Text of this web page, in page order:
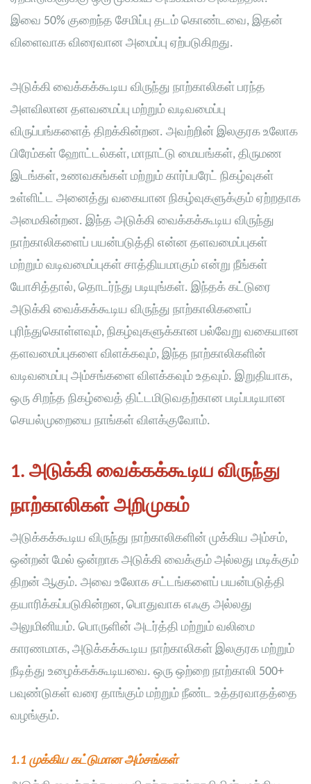
இவை 50% குறைந்த சேமிப்பு தடம் கொண்டவை, இதன்
விளைவாக விரைவான அமைப்பு ஏற்படுகிறது.
அடுக்கி வைக்கக்கூடிய விருந்து நாற்காலிகள் பரந்த
அளவிலான தளவமைப்பு மற்றும் வடிவமைப்பு
விருப்பங்களைத் திறக்கின்றன. அவற்றின் இலகுரக உலோக
பிரேம்கள் ஹோட்டல்கள், மாநாட்டு மையங்கள், திருமண
இடங்கள், உணவகங்கள் மற்றும் கார்ப்பரேட் நிகழ்வுகள்
உள்ளிட்ட அனைத்து வகையான நிகழ்வுகளுக்கும் ஏற்றதாக
அமைகின்றன. இந்த அடுக்கி வைக்கக்கூடிய விருந்து
நாற்காலிகளைப் பயன்படுத்தி என்ன தளவமைப்புகள்
மற்றும் வடிவமைப்புகள் சாத்தியமாகும் என்று நீங்கள்
யோசித்தால், தொடர்ந்து படியுங்கள். இந்தக் கட்டுரை
அடுக்கி வைக்கக்கூடிய விருந்து நாற்காலிகளைப்
புரிந்துகொள்ளவும், நிகழ்வுகளுக்கான பல்வேறு வகையான
தளவமைப்புகளை விளக்கவும், இந்த நாற்காலிகளின்
வடிவமைப்பு அம்சங்களை விளக்கவும் உதவும். இறுதியாக,
ஒரு சிறந்த நிகழ்வைத் திட்டமிடுவதற்கான படிப்படியான
செயல்முறையை நாங்கள் விளக்குவோம்.
1. அடுக்கி வைக்கக்கூடிய விருந்து
நாற்காலிகள் அறிமுகம்
அடுக்கக்கூடிய விருந்து நாற்காலிகளின் முக்கிய அம்சம்,
ஒன்றன் மேல் ஒன்றாக அடுக்கி வைக்கும் அல்லது மடிக்கும்
திறன் ஆகும். அவை உலோக சட்டங்களைப் பயன்படுத்தி
தயாரிக்கப்படுகின்றன, பொதுவாக எஃகு அல்லது
அலுமினியம். பொருளின் அடர்த்தி மற்றும் வலிமை
காரணமாக, அடுக்கக்கூடிய நாற்காலிகள் இலகுரக மற்றும்
நீடித்து உழைக்கக்கூடியவை. ஒரு ஒற்றை நாற்காலி 500+
பவுண்டுகள் வரை தாங்கும் மற்றும் நீண்ட உத்தரவாதத்தை
வழங்கும்.
1.1 முக்கிய கட்டுமான அம்சங்கள்